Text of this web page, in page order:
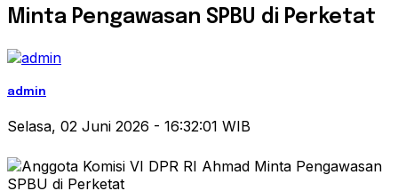
Minta Pengawasan SPBU di Perketat
admin
Selasa, 02 Juni 2026 - 16:32:01 WIB